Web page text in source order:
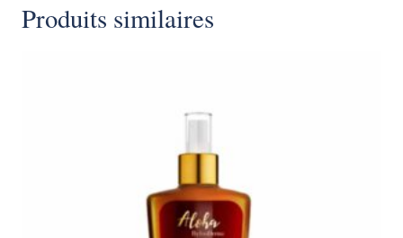
Produits similaires